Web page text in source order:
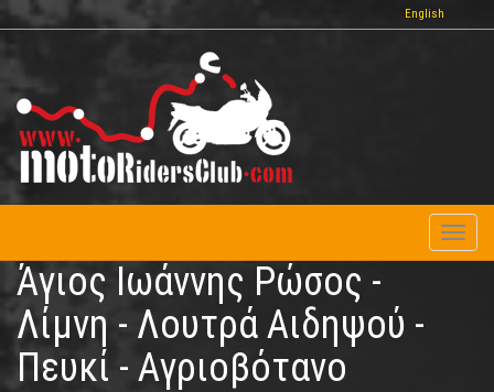
Παράκαμψη
προς
το
κυρίως
περιεχόμενο
English
Άγιος Ιωάννης Ρώσος -
Λίμνη - Λουτρά Αιδηψού -
Πευκί - Αγριοβότανο